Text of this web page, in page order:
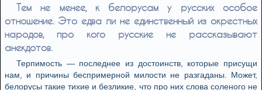
Тем не менее, к белорусам у русских особое
отношение. Это едва ли не единственный из окрестных
народов, про кого русские не рассказывают
анекдотов.
Терпимость — последнее из достоинств, которые присущи
нам, и причины беспримерной милости не разгаданы. Может,
белорусы такие тихие и безликие, что про них слова соленого не